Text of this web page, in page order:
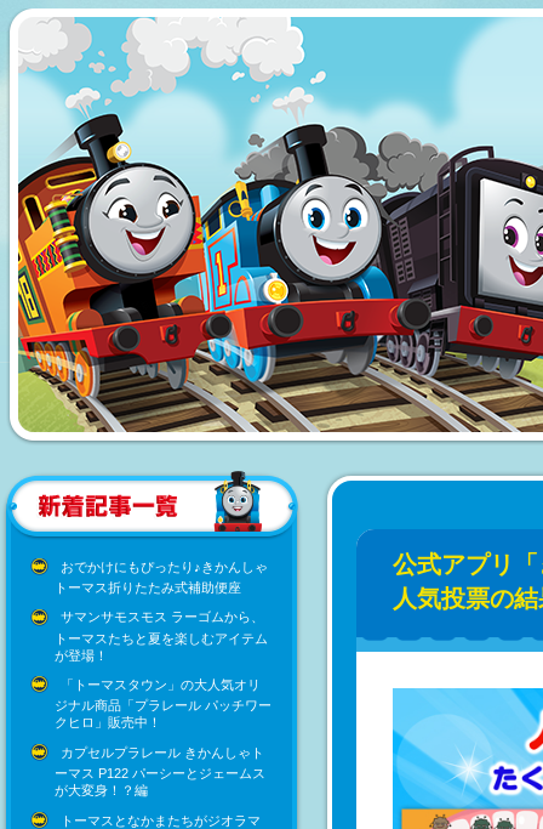
おでかけにもぴったり♪きかんしゃ
トーマス折りたたみ式補助便座
サマンサモスモス ラーゴムから、
トーマスたちと夏を楽しむアイテム
が登場！
「トーマスタウン」の大人気オリ
ジナル商品「プラレール パッチワー
クヒロ」販売中！
カプセルプラレール きかんしゃト
ーマス P122 パーシーとジェームス
が大変身！？編
トーマスとなかまたちがジオラマ
公式アプリ
人気投票の